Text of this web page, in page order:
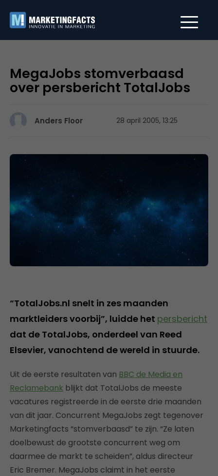
MegaJobs stomverbaasd
over persbericht TotalJobs
Anders Floor 28 april 2005, 13:25
“TotalJobs.nl snelt in zes maanden
marktleiders voorbij”, luidde het persbericht
dat de TotalJobs, onderdeel van Reed
Elsevier, vanochtend de wereld in stuurde.
Uit de eerste resultaten van BBC de Media en
Reclamebank blijkt dat TotalJobs de meeste
vacatures registreerde in de eerste drie maanden
van dit jaar. Concurrent MegaJobs zegt tegenover
Marketingfacts “stomverbaasd” te zijn. “Ze laten
doelbewust de grootste concurrent weg om
daarmee de markt te scheiden”, aldus directeur
Eric Bremer. MegaJobs claimt in het eerste